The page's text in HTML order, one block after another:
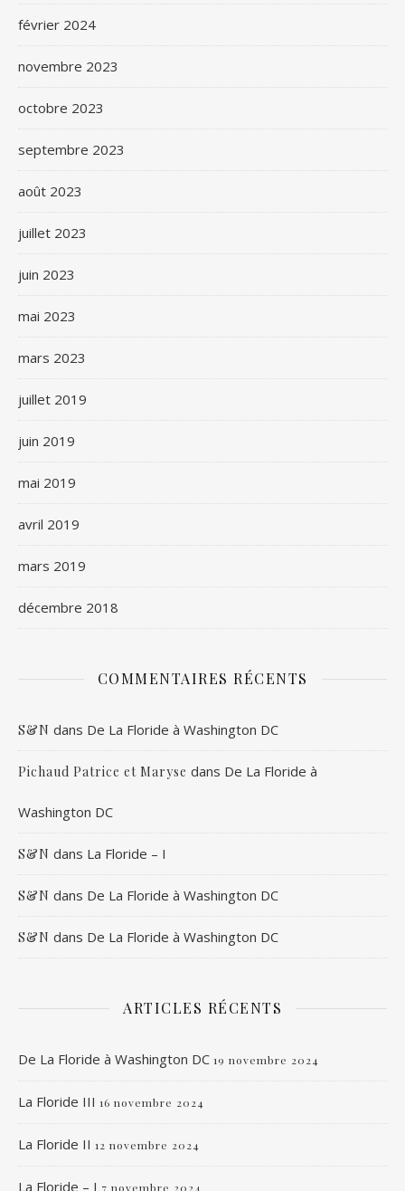
février 2024
novembre 2023
octobre 2023
septembre 2023
août 2023
juillet 2023
juin 2023
mai 2023
mars 2023
juillet 2019
juin 2019
mai 2019
avril 2019
mars 2019
décembre 2018
COMMENTAIRES RÉCENTS
S&N dans De La Floride à Washington DC
Pichaud Patrice et Maryse dans De La Floride à
Washington DC
S&N dans La Floride – I
S&N dans De La Floride à Washington DC
S&N dans De La Floride à Washington DC
ARTICLES RÉCENTS
De La Floride à Washington DC 19 novembre 2024
La Floride III 16 novembre 2024
La Floride II 12 novembre 2024
La Floride – I 7 novembre 2024